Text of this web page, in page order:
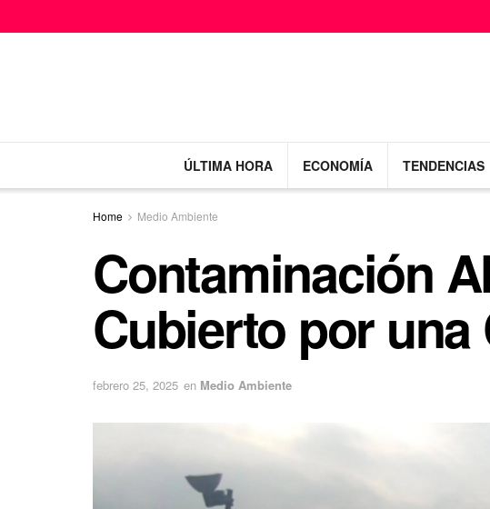
ÚLTIMA HORA ECONOMÍA TENDENCIAS
Home Medio Ambiente
Contaminación
Cubierto por una
febrero 25, 2025 en Medio Ambiente